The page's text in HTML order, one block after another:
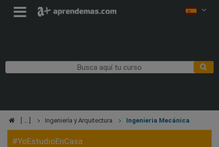
Ingeniería y Arquitectura Ingenieria Mecánica
#YoEstudioEnCasa